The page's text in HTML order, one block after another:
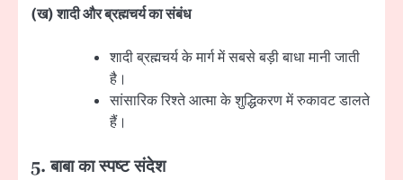
(ख) शादी और ब्रह्मचर्य का संबंध
शादी ब्रह्मचर्य के मार्ग में सबसे बड़ी बाधा मानी जाती
है।
सांसारिक रिश्ते आत्मा के शुद्धिकरण में रुकावट डालते
हैं।
5.बाबा का स्पष्ट संदेश